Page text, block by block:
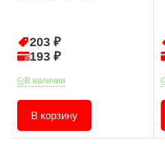
203 ₽
193 ₽
В наличии
В корзину